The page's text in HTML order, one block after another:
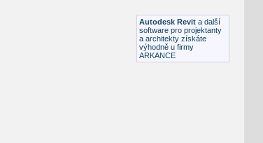
Autodesk Revit a další
software pro projektanty
a architekty získáte
výhodně u firmy
ARKANCE